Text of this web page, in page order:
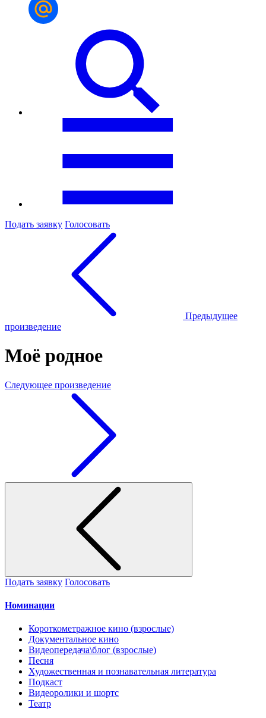
Подать заявку Голосовать
Предыдущее
произведение
Моё родное
Следующее произведение
Подать заявку Голосовать
Номинации
Короткометражное кино (взрослые)
Документальное кино
Видеопередача\блог (взрослые)
Песня
Художественная и познавательная литература
Подкаст
Видеоролики и шортс
Театр